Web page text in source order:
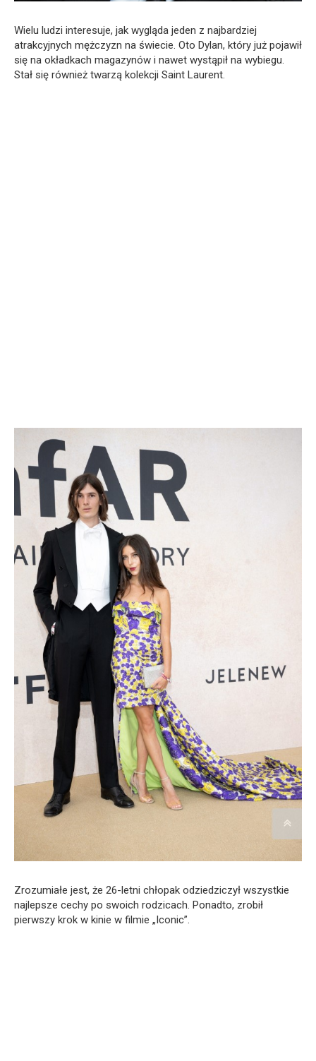
Wielu ludzi interesuje, jak wygląda jeden z najbardziej
atrakcyjnych mężczyzn na świecie. Oto Dylan, który już pojawił
się na okładkach magazynów i nawet wystąpił na wybiegu.
Stał się również twarzą kolekcji Saint Laurent.
Zrozumiałe jest, że 26-letni chłopak odziedziczył wszystkie
najlepsze cechy po swoich rodzicach. Ponadto, zrobił
pierwszy krok w kinie w filmie „Iconic”.